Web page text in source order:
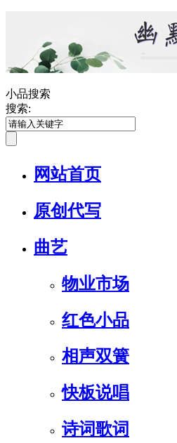
小品搜索
搜索:
网站首页
原创代写
曲艺
物业市场
红色小品
相声双簧
快板说唱
诗词歌词